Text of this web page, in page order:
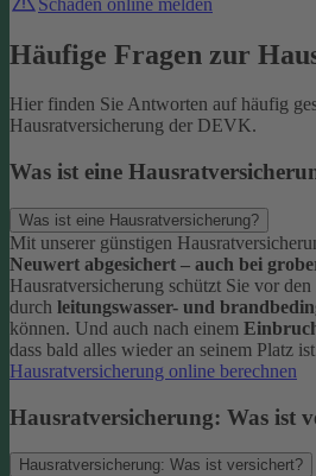
Häufige Fragen zur
Hier finden Sie Antworten auf häufig
Hausratversicherung der DEVK.
Was ist eine
Was ist eine Hausratversicherung?
Mit unserer günstigen
Neuwert abgesichert – auch bei
Hausratversicherung schützt Sie vor
durch leitungswasser- und
können. Und auch nach einem
dass bald alles wieder an seinem Platz
Hausratversicherung online berechnen
Hausratversicherung: Was ist
Hausratversicherung: Was ist versichert?